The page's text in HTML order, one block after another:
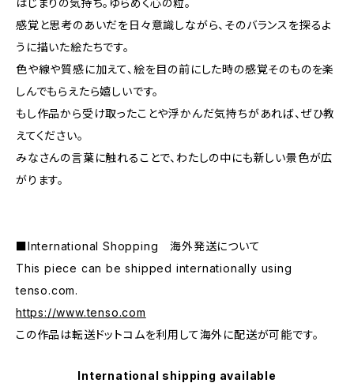
はじまりの気持ち。ゆらめく心の粒。
感覚と思考のあいだを日々意識しながら、そのバランスを探るよ
うに描いた絵たちです。
色や線や質感に加えて、絵を目の前にした時の感覚そのものを楽
しんでもらえたら嬉しいです。
もし作品から受け取ったことや浮かんだ気持ちがあれば、ぜひ教
えてください。
みなさんの言葉に触れることで、わたしの中にも新しい景色が広
がります。
■International Shopping 海外発送について
This piece can be shipped internationally using
tenso.com.
https://www.tenso.com
この作品は転送ドットコムを利用して海外に配送が可能です。
International shipping available